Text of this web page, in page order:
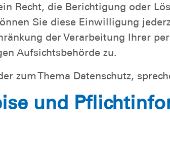
Recht, die Berichtigung oder
Sie diese Einwilligung
der Verarbeitung Ihrer
Aufsichtsbehörde zu.
zum Thema Datenschutz,
und